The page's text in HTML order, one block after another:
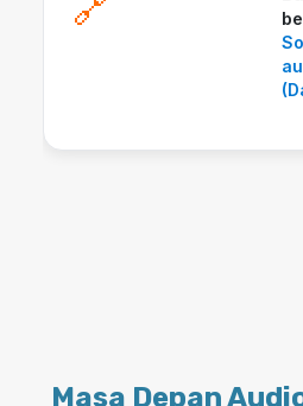
Masa Depan